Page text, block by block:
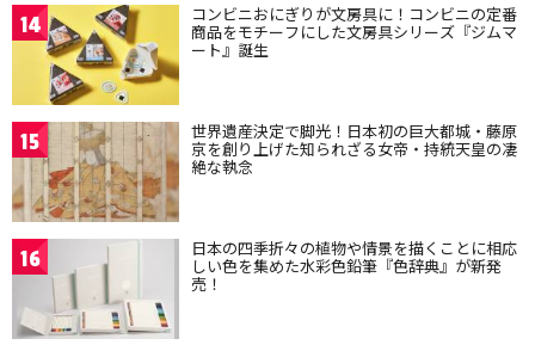
14 コンビニおにぎりが文房具に！コンビニの定番
商品をモチーフにした文房具シリーズ『ジムマ
ート』誕生
15 世界遺産決定で脚光！日本初の巨大都城・藤原
京を創り上げた知られざる女帝・持統天皇の凄
絶な執念
16 日本の四季折々の植物や情景を描くことに相応
しい色を集めた水彩色鉛筆『色辞典』が新発
売！